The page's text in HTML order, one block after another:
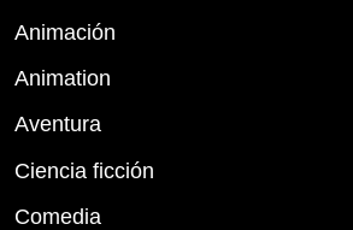
Animación
Animation
Aventura
Ciencia ficción
Comedia